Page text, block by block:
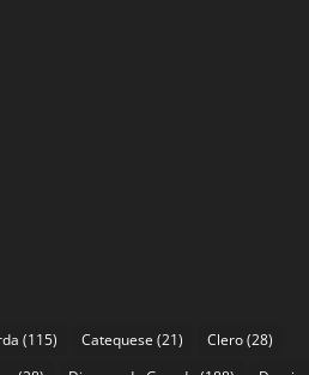
(115) Catequese (21) Clero(28)